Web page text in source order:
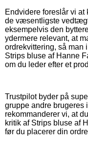
Endvidere foreslår vi
de væsentligste
eksempelvis den
ydermere relevant, at
ordrekvittering, så man
Strips bluse af Hanne
om du leder efter et
Trustpilot byder på
gruppe andre brugeres
rekommanderer vi, at
kritik af Strips bluse af
før du placerer din